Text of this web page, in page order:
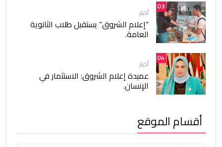
03
أخبار
“إعلام الشروق” يستقبل طلاب الثانوية
العامة.
04
أخبار
عميدة إعلام الشروق: الاستثمار في
الإنسان.
أقسام الموقع